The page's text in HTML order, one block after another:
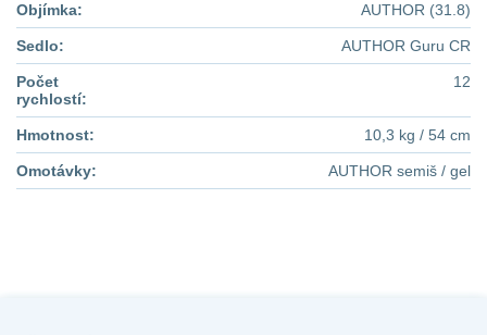
Objímka: AUTHOR (31.8)
Sedlo: AUTHOR Guru CR
Počet
rychlostí:
12
Hmotnost: 10,3 kg / 54 cm
Omotávky: AUTHOR semiš / gel